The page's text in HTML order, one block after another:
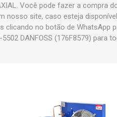
Você pode fazer a compra
nosso site, caso esteja
no botão de WhatsApp
DANFOSS (176F8579) para